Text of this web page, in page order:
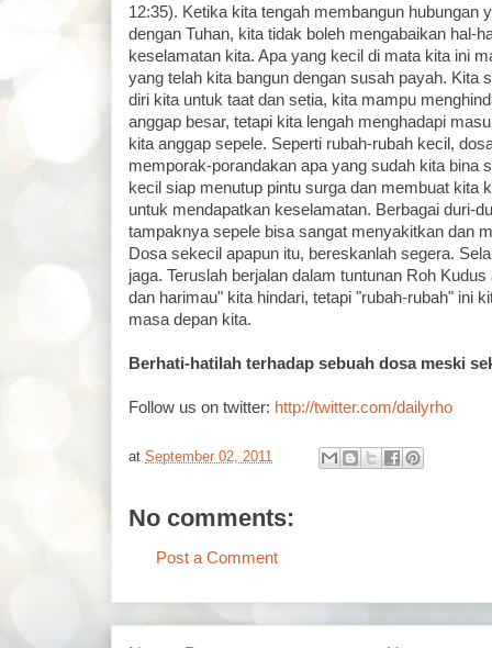
12:35). Ketika kita tengah membangun hubungan
dengan Tuhan, kita tidak boleh mengabaikan hal-
keselamatan kita. Apa yang kecil di mata kita ini
yang telah kita bangun dengan susah payah. Kita
diri kita untuk taat dan setia, kita mampu
anggap besar, tetapi kita lengah menghadapi
kita anggap sepele. Seperti rubah-rubah kecil,
memporak-porandakan apa yang sudah kita bina
kecil siap menutup pintu surga dan membuat kita
untuk mendapatkan keselamatan. Berbagai duri-
tampaknya sepele bisa sangat menyakitkan dan
Dosa sekecil apapun itu, bereskanlah segera.
jaga. Teruslah berjalan dalam tuntunan Roh
dan harimau" kita hindari, tetapi "rubah-rubah" ini
masa depan kita.
Berhati-hatilah terhadap sebuah dosa meski
Follow us on twitter: http://twitter.com/dailyrho
at September 02, 2011
No comments:
Post a Comment